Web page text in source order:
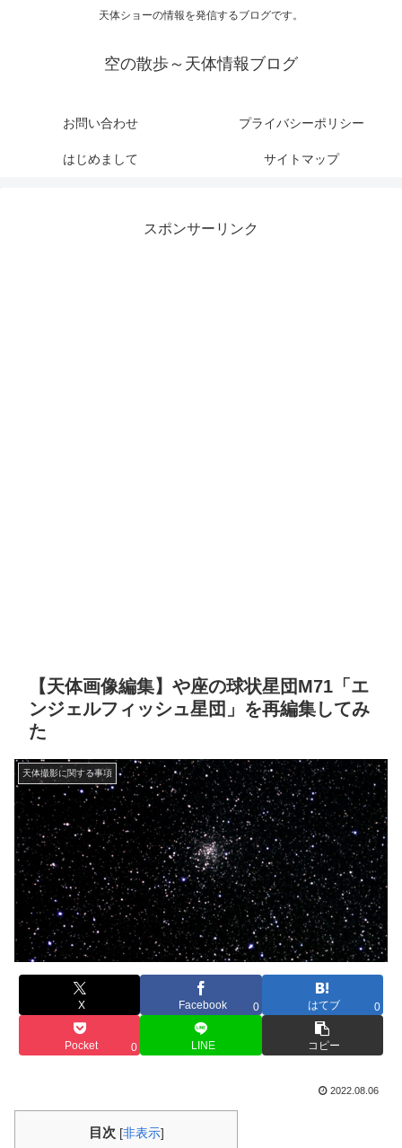
天体ショーの情報を発信するブログです。
空の散歩～天体情報ブログ
お問い合わせ プライバシーポリシー
はじめまして サイトマップ
スポンサーリンク
【天体画像編集】や座の球状星団M71「エ
ンジェルフィッシュ星団」を再編集してみ
た
天体撮影に関する事項
X Facebook 0 はてブ 0
Pocket 0 LINE コピー
2022.08.06
目次 [非表示]